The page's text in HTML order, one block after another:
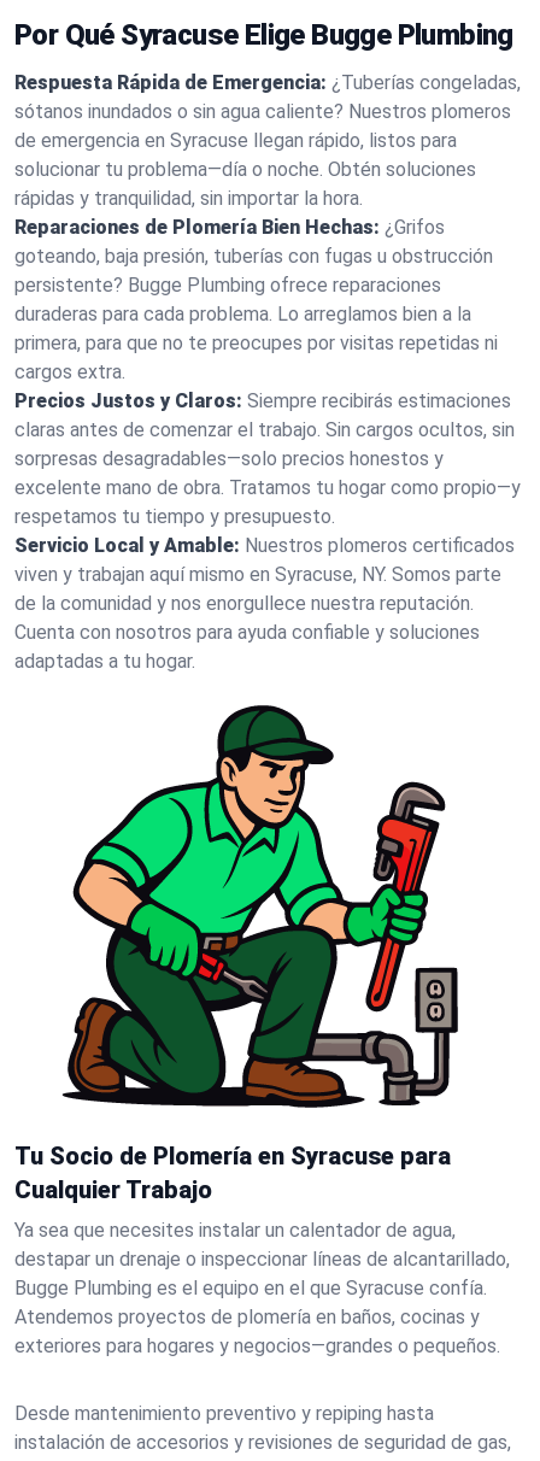
Por Qué Syracuse Elige Bugge Plumbing
Respuesta Rápida de Emergencia: ¿Tuberías congeladas,
sótanos inundados o sin agua caliente? Nuestros plomeros
de emergencia en Syracuse llegan rápido, listos para
solucionar tu problema—día o noche. Obtén soluciones
rápidas y tranquilidad, sin importar la hora.
Reparaciones de Plomería Bien Hechas: ¿Grifos
goteando, baja presión, tuberías con fugas u obstrucción
persistente? Bugge Plumbing ofrece reparaciones
duraderas para cada problema. Lo arreglamos bien a la
primera, para que no te preocupes por visitas repetidas ni
cargos extra.
Precios Justos y Claros: Siempre recibirás estimaciones
claras antes de comenzar el trabajo. Sin cargos ocultos, sin
sorpresas desagradables—solo precios honestos y
excelente mano de obra. Tratamos tu hogar como propio—y
respetamos tu tiempo y presupuesto.
Servicio Local y Amable: Nuestros plomeros certificados
viven y trabajan aquí mismo en Syracuse, NY. Somos parte
de la comunidad y nos enorgullece nuestra reputación.
Cuenta con nosotros para ayuda confiable y soluciones
adaptadas a tu hogar.
Tu Socio de Plomería en Syracuse para
Cualquier Trabajo
Ya sea que necesites instalar un calentador de agua,
destapar un drenaje o inspeccionar líneas de alcantarillado,
Bugge Plumbing es el equipo en el que Syracuse confía.
Atendemos proyectos de plomería en baños, cocinas y
exteriores para hogares y negocios—grandes o pequeños.
Desde mantenimiento preventivo y repiping hasta
instalación de accesorios y revisiones de seguridad de gas,